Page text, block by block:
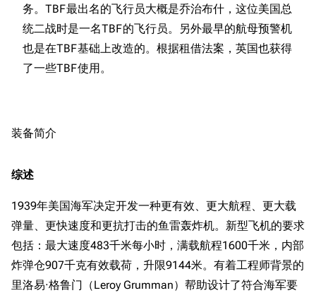
务。TBF最出名的飞行员大概是乔治布什，这位美国总
统二战时是一名TBF的飞行员。另外最早的航母预警机
也是在TBF基础上改造的。根据租借法案，英国也获得
装备简介
综述
1939年美国海军决定开发一种更有效、更大航程、更大载
弹量、更快速度和更抗打击的鱼雷轰炸机。新型飞机的要求
包括：最大速度483千米每小时，满载航程1600千米，内部
炸弹仓907千克有效载荷，升限9144米。有着工程师背景的
里洛易·格鲁门（Leroy Grumman）帮助设计了符合海军要